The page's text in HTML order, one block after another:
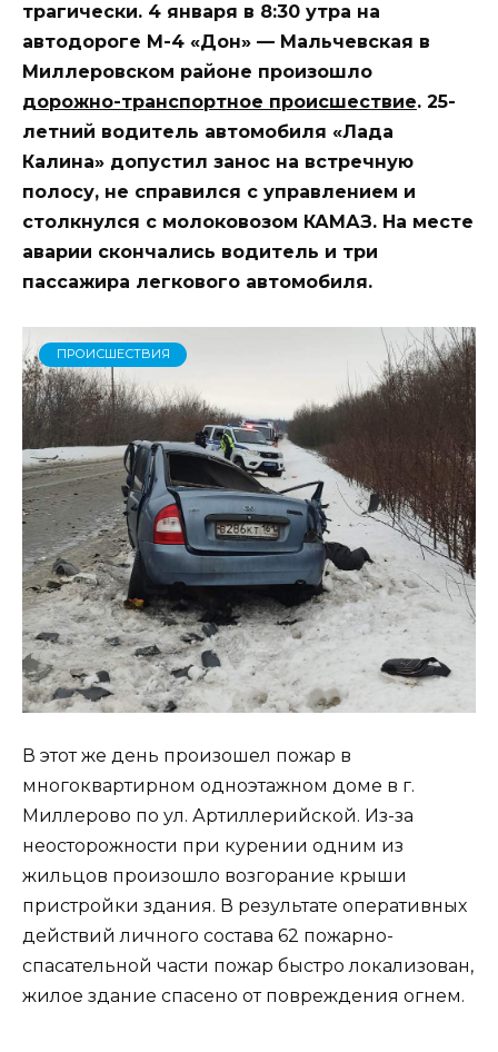
трагически. 4 января в 8:30 утра на
автодороге М-4 «Дон» — Мальчевская в
Миллеровском районе произошло
дорожно-транспортное происшествие. 25-
летний водитель автомобиля «Лада
Калина» допустил занос на встречную
полосу, не справился с управлением и
столкнулся с молоковозом КАМАЗ. На месте
аварии скончались водитель и три
пассажира легкового автомобиля.
ПРОИСШЕСТВИЯ
В этот же день произошел пожар в
многоквартирном одноэтажном доме в г.
Миллерово по ул. Артиллерийской. Из-за
неосторожности при курении одним из
жильцов произошло возгорание крыши
пристройки здания. В результате оперативных
действий личного состава 62 пожарно-
спасательной части пожар быстро локализован,
жилое здание спасено от повреждения огнем.